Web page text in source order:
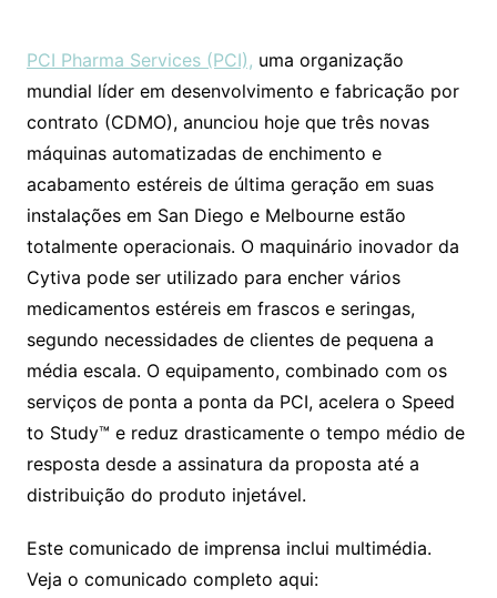
PCI Pharma Services (PCI), uma organização
mundial líder em desenvolvimento e fabricação por
contrato (CDMO), anunciou hoje que três novas
máquinas automatizadas de enchimento e
acabamento estéreis de última geração em suas
instalações em San Diego e Melbourne estão
totalmente operacionais. O maquinário inovador da
Cytiva pode ser utilizado para encher vários
medicamentos estéreis em frascos e seringas,
segundo necessidades de clientes de pequena a
média escala. O equipamento, combinado com os
serviços de ponta a ponta da PCI, acelera o Speed
to Study™ e reduz drasticamente o tempo médio de
resposta desde a assinatura da proposta até a
distribuição do produto injetável.
Este comunicado de imprensa inclui multimédia.
Veja o comunicado completo aqui: